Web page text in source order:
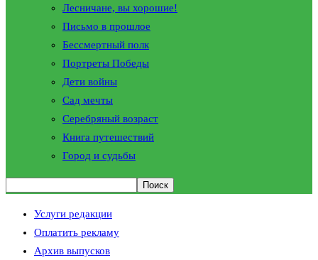
Лесничане, вы хорошие!
Письмо в прошлое
Бессмертный полк
Портреты Победы
Дети войны
Сад мечты
Серебряный возраст
Книга путешествий
Город и судьбы
Услуги редакции
Оплатить рекламу
Архив выпусков